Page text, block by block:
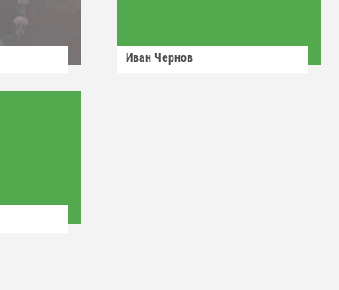
Иван Чернов